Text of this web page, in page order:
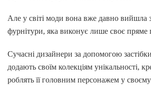
Але у світі моди вона вже давно вийшла
фурнітури, яка виконує лише своє пряме
Сучасні дизайнери за допомогою
додають своїм колекціям унікальності,
роблять її головним персонажем у